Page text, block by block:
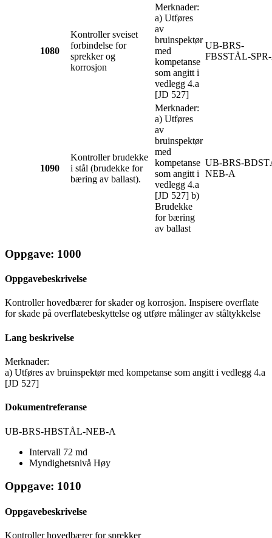
1080
Kontroller sveiset
forbindelse for
sprekker og
korrosjon
Merknader:
a) Utføres
av
bruinspektør
med
kompetanse
som angitt i
vedlegg 4.a
[JD 527]
UB-BRS-
FBSSTÅL-
1090
Kontroller brudekke
i stål (brudekke for
bæring av ballast).
Merknader:
a) Utføres
av
bruinspektør
med
kompetanse
som angitt i
vedlegg 4.a
[JD 527] b)
Brudekke
for bæring
av ballast
UB-BRS-
NEB-A
Oppgave: 1000
Oppgavebeskrivelse
Kontroller hovedbærer for skader og korrosjon. Inspisere overflate
for skade på overflatebeskyttelse og utføre målinger av ståltykkelse
Lang beskrivelse
Merknader:
a) Utføres av bruinspektør med kompetanse som angitt i vedlegg 4.a
[JD 527]
Dokumentreferanse
UB-BRS-HBSTÅL-NEB-A
Intervall 72 md
Myndighetsnivå Høy
Oppgave: 1010
Oppgavebeskrivelse
Kontroller hovedbærer for sprekker